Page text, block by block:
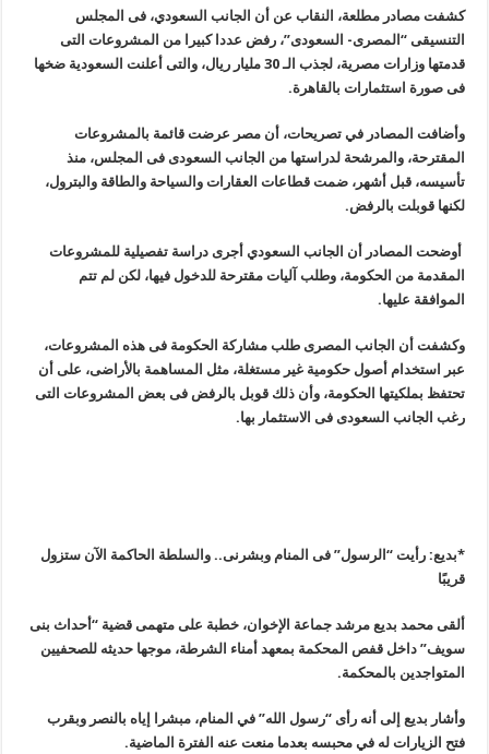
كشفت مصادر مطلعة، النقاب عن أن الجانب السعودي، فى المجلس
التنسيقى“ المصرى- السعودى”، رفض عددا كبيرا من المشروعات التى
قدمتها وزارات مصرية، لجذب الـ 30 مليار ريال، والتى أعلنت السعودية ضخها
فى صورة استثمارات بالقاهرة.
وأضافت المصادر في تصريحات، أن مصر عرضت قائمة بالمشروعات
المقترحة، والمرشحة لدراستها من الجانب السعودى فى المجلس، منذ
تأسيسه، قبل أشهر، ضمت قطاعات العقارات والسياحة والطاقة والبترول،
لكنها قوبلت بالرفض.
أوضحت المصادر أن الجانب السعودي أجرى دراسة تفصيلية للمشروعات
المقدمة من الحكومة، وطلب آليات مقترحة للدخول فيها، لكن لم تتم
الموافقة عليها.
وكشفت أن الجانب المصرى طلب مشاركة الحكومة فى هذه المشروعات،
عبر استخدام أصول حكومية غير مستغلة، مثل المساهمة بالأراضى، على أن
تحتفظ بملكيتها الحكومة، وأن ذلك قوبل بالرفض فى بعض المشروعات التى
رغب الجانب السعودى فى الاستثمار بها.
*بديع: رأيت “الرسول” فى المنام وبشرنى.. والسلطة الحاكمة الآن ستزول
قريبًا
ألقى محمد بديع مرشد جماعة الإخوان، خطبة على متهمى قضية “أحداث بنى
سويف” داخل قفص المحكمة بمعهد أمناء الشرطة، موجها حديثه للصحفيين
المتواجدين بالمحكمة.
وأشار بديع إلى أنه رأى “رسول الله” في المنام، مبشرا إياه بالنصر وبقرب
فتح الزيارات له في محبسه بعدما منعت عنه الفترة الماضية.